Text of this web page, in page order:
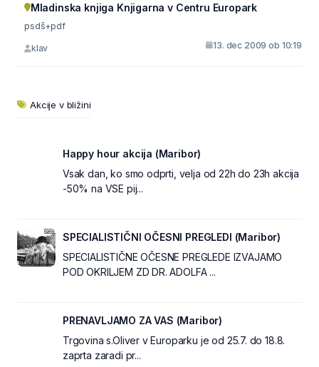
Mladinska knjiga Knjigarna v Centru Europark
psdš+pdf
klav 13. dec 2009 ob 10:19
Akcije v bližini
Happy hour akcija (Maribor)
Vsak dan, ko smo odprti, velja od 22h do 23h akcija
-50% na VSE pij...
SPECIALISTIČNI OČESNI PREGLEDI (Maribor)
SPECIALISTIČNE OČESNE PREGLEDE IZVAJAMO
POD OKRILJEM ZD DR. ADOLFA ...
PRENAVLJAMO ZA VAS (Maribor)
Trgovina s.Oliver v Europarku je od 25.7. do 18.8.
zaprta zaradi pr...